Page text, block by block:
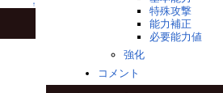
↑
特殊攻撃
能力補正
必要能力値
強化
コメント